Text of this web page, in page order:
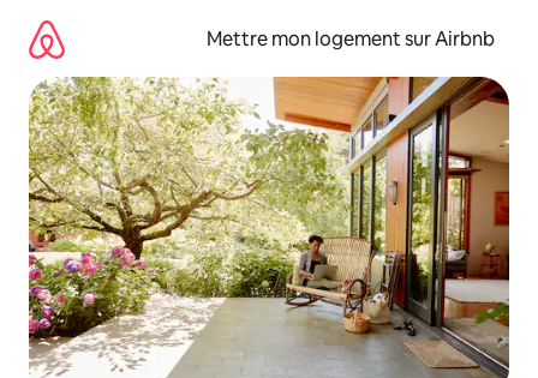
directement
contenu
Mettre mon logement sur Airbnb